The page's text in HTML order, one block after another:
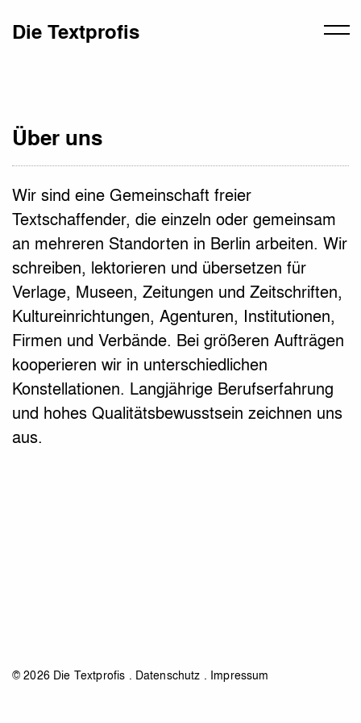
Die Textprofis
Über uns
Wir sind eine Gemeinschaft freier
Textschaffender, die einzeln oder gemeinsam
an mehreren Standorten in Berlin arbeiten. Wir
schreiben, lektorieren und übersetzen für
Verlage, Museen, Zeitungen und Zeitschriften,
Kultureinrichtungen, Agenturen, Institutionen,
Firmen und Verbände. Bei größeren Aufträgen
kooperieren wir in unterschiedlichen
Konstellationen. Langjährige Berufserfahrung
und hohes Qualitätsbewusstsein zeichnen uns
aus.
© 2026 Die Textprofis . Datenschutz . Impressum